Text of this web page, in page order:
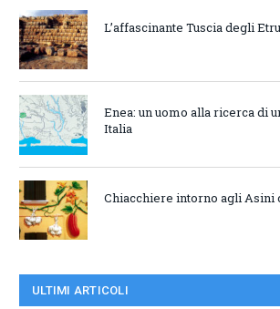
L’affascinante Tuscia degli
Enea: un uomo alla ricerca di
Italia
Chiacchiere intorno agli Asini
ULTIMI ARTICOLI